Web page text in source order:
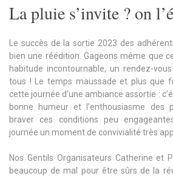
La pluie s’invite ? on
Le succès de la sortie 2023 des
bien une réédition. Gageons même que
habitude incontournable, un rendez-
tous ! Le temps maussade et plus que
cette journée d’une ambiance assortie :
bonne humeur et l’enthousiasme des
braver ces conditions peu
journée un moment de convivialité très
Nos Gentils Organisateurs Catherine et
beaucoup de mal pour être sûrs de la